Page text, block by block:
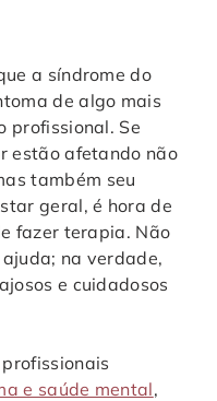
a síndrome do
de algo mais
profissional. Se
estão afetando não
também seu
geral, é hora de
fazer terapia. Não
na verdade,
e cuidadosos
e saúde mental,